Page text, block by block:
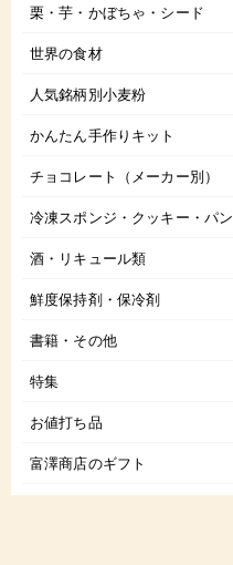
栗・芋・かぼちゃ・シード
世界の食材
人気銘柄別小麦粉
かんたん手作りキット
チョコレート（メーカー別）
冷凍スポンジ・クッキー・パン
酒・リキュール類
鮮度保持剤・保冷剤
書籍・その他
特集
お値打ち品
富澤商店のギフト